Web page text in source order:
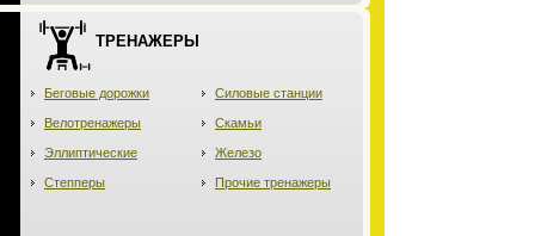
ТРЕНАЖЕРЫ
Беговые дорожки
Велотренажеры
Эллиптические
Степперы
Силовые станции
Скамьи
Железо
Прочие тренажеры